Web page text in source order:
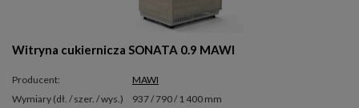
Witryna cukiernicza SONATA 0.9 MAWI
Producent:
MAWI
wymiary (dł. / szer. / wys.)
937 / 790 / 1 400 mm